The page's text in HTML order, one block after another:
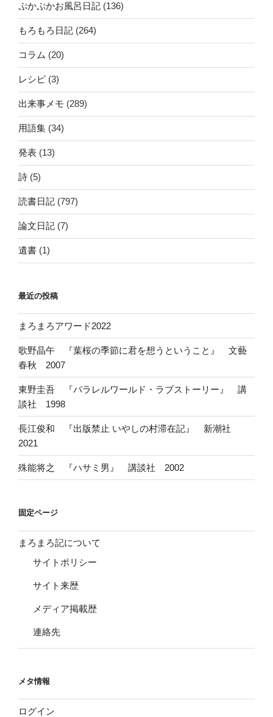
ぷかぷかお風呂日記 (136)
もろもろ日記 (264)
コラム (20)
レシピ (3)
出来事メモ (289)
用語集 (34)
発表 (13)
詩 (5)
読書日記 (797)
論文日記 (7)
遺書 (1)
最近の投稿
まろまろアワード2022
歌野晶午 『葉桜の季節に君を想うということ』 文藝
春秋 2007
東野圭吾 『パラレルワールド・ラブストーリー』 講
談社 1998
長江俊和 『出版禁止 いやしの村滞在記』 新潮社
2021
殊能将之 『ハサミ男』 講談社 2002
固定ページ
まろまろ記について
サイトポリシー
サイト来歴
メディア掲載歴
連絡先
メタ情報
ログイン